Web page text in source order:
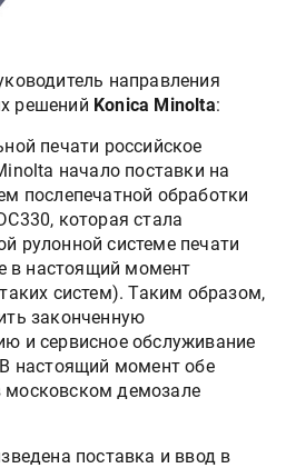
направления
решений Konica Minolta:
печати российское
начало поставки на
послепечатной обработки
которая стала
рулонной системе печати
в настоящий момент
систем). Таким образом,
законченную
и сервисное обслуживание
настоящий момент обе
демозале
поставка и ввод в